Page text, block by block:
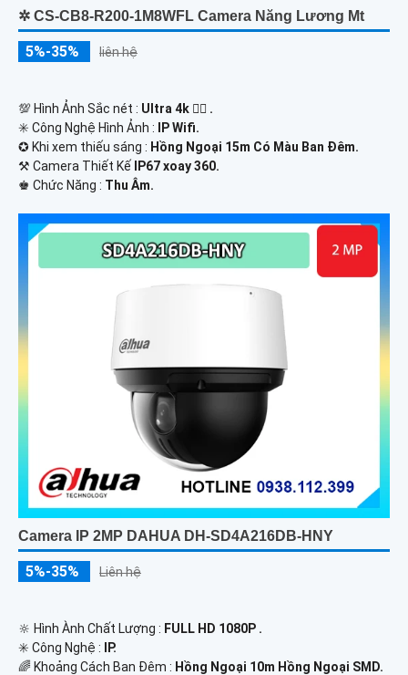
✲ CS-CB8-R200-1M8WFL Camera Năng Lương Mt
5%-35% liên hệ
💯 Hình Ảnh Sắc nét : Ultra 4k 👍🏾 .
✳️ Công Nghệ Hình Ảnh :
IP Wifi.
✪ Khi xem thiếu sáng : Hồng Ngoại 15m Có Màu Ban Ðêm.
⚒ Camera Thiết Kế
IP67 xoay 360.
️♚ Chức Năng : Thu Âm.
Camera IP 2MP DAHUA DH-SD4A216DB-HNY
5%-35% Liên hệ
🔆 Hình Ành Chất Lượng : FULL HD 1080P .
✳️ Công Nghệ :
IP.
🌈 Khoảng Cách Ban Đêm : Hồng Ngoại 10m Hồng Ngoại SMD.